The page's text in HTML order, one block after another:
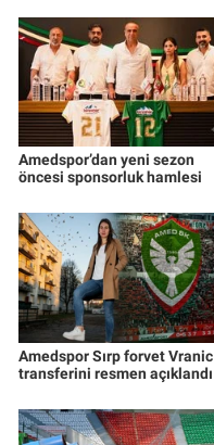
Amedspor’dan yeni sezon
öncesi sponsorluk hamlesi
Amedspor Sırp forvet Vranic
transferini resmen açıklandı